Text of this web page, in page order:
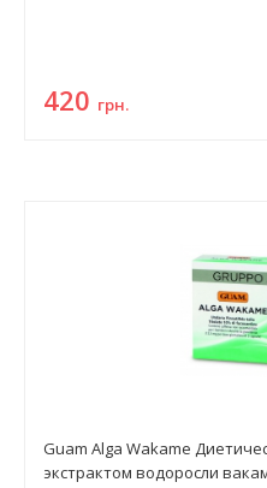
420 грн.
Guam Alga Wakame
экстрактом водоросли